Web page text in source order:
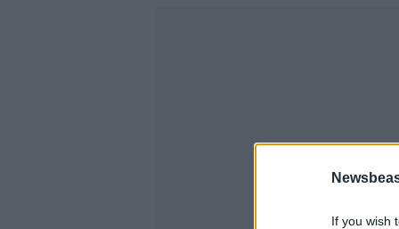
If you wish